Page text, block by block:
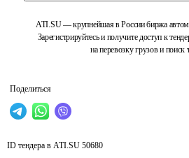
ATI.SU — крупнейшая в России биржа
Зарегистрируйтесь и получите доступ к
на перевозку грузов и поиск
Поделиться
ID тендера в ATI.SU 50680